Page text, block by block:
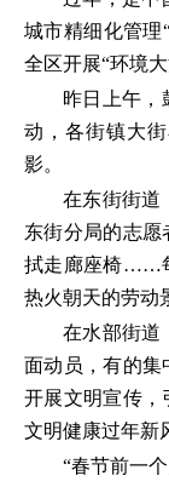
城市精细化管理
全区开展“环境
昨日上午，
动，各街镇大
影。
在东街街道
东街分局的志愿
拭走廊座椅……
热火朝天的劳动
在水部街道
面动员，有的集
开展文明宣传，
文明健康过年新
“春节前一